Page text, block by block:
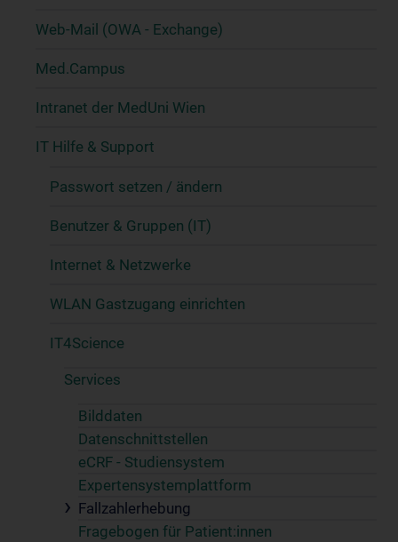
Web-Mail (OWA - Exchange)
Med.Campus
Intranet der MedUni Wien
IT Hilfe & Support
Passwort setzen / ändern
Benutzer & Gruppen (IT)
Internet & Netzwerke
WLAN Gastzugang einrichten
IT4Science
Services
Bilddaten
Datenschnittstellen
eCRF - Studiensystem
Expertensystemplattform
Fallzahlerhebung
Fragebogen für Patient:innen